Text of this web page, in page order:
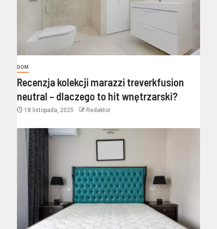
DOM
Recenzja kolekcji marazzi treverkfusion
neutral – dlaczego to hit wnętrzarski?
18 listopada, 2025 Redaktor